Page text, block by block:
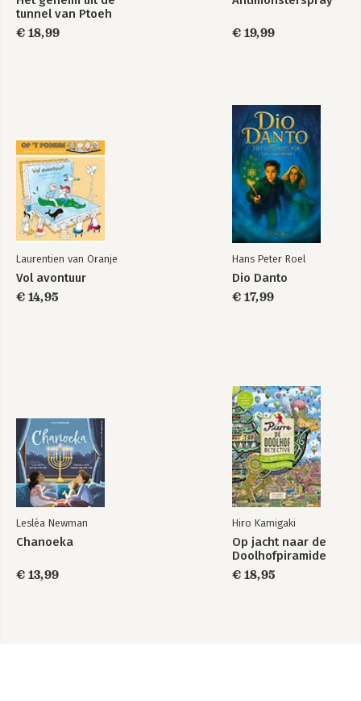
tunnel van Ptoeh
€ 18,99
€ 19,99
Laurentien van Oranje
Vol avontuur
€ 14,95
Hans Peter Roel
Dio Danto
€ 17,99
Lesléa Newman
Chanoeka
€ 13,99
Hiro Kamigaki
Op jacht naar de
Doolhofpiramide
€ 18,95